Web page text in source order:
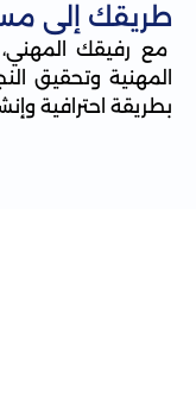
طريقك إلى
مع رفيقك
المهنية وتحقيق
بطريقة احترافية